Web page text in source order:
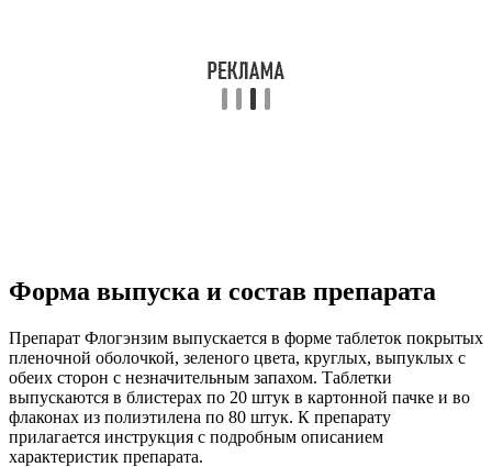
Форма выпуска и состав препарата
Препарат Флогэнзим выпускается в форме таблеток покрытых
пленочной оболочкой, зеленого цвета, круглых, выпуклых с
обеих сторон с незначительным запахом. Таблетки
выпускаются в блистерах по 20 штук в картонной пачке и во
флаконах из полиэтилена по 80 штук. К препарату
прилагается инструкция с подробным описанием
характеристик препарата.